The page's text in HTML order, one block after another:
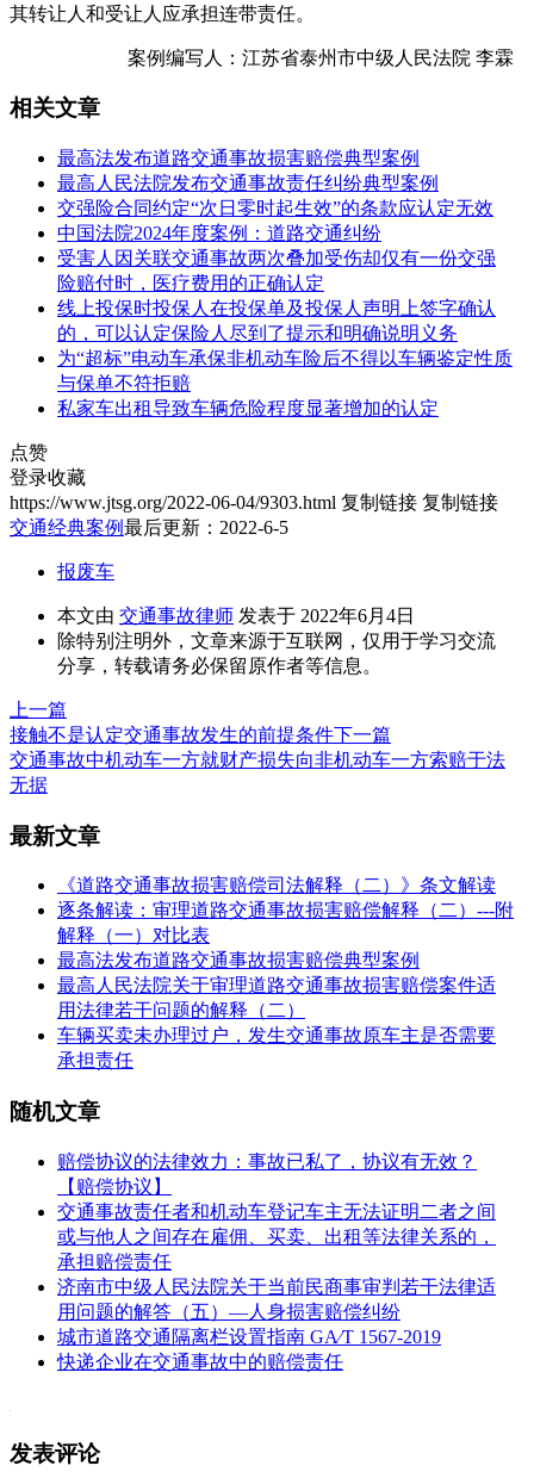
其转让人和受让人应承担连带责任。
案例编写人：江苏省泰州市中级人民法院 李霖
相关文章
最高法发布道路交通事故损害赔偿典型案例
最高人民法院发布交通事故责任纠纷典型案例
交强险合同约定“次日零时起生效”的条款应认定无效
中国法院2024年度案例：道路交通纠纷
受害人因关联交通事故两次叠加受伤却仅有一份交强
险赔付时，医疗费用的正确认定
线上投保时投保人在投保单及投保人声明上签字确认
的，可以认定保险人尽到了提示和明确说明义务
为“超标”电动车承保非机动车险后不得以车辆鉴定性质
与保单不符拒赔
私家车出租导致车辆危险程度显著增加的认定
点赞
登录收藏
https://www.jtsg.org/2022-06-04/9303.html 复制链接 复制链接
交通经典案例最后更新：2022-6-5
报废车
本文由 交通事故律师 发表于 2022年6月4日
除特别注明外，文章来源于互联网，仅用于学习交流
分享，转载请务必保留原作者等信息。
上一篇
接触不是认定交通事故发生的前提条件下一篇
交通事故中机动车一方就财产损失向非机动车一方索赔于法
无据
最新文章
《道路交通事故损害赔偿司法解释（二）》条文解读
逐条解读：审理道路交通事故损害赔偿解释（二）---附
解释（一）对比表
最高法发布道路交通事故损害赔偿典型案例
最高人民法院关于审理道路交通事故损害赔偿案件适
用法律若干问题的解释（二）
车辆买卖未办理过户，发生交通事故原车主是否需要
承担责任
随机文章
赔偿协议的法律效力：事故已私了，协议有无效？
【赔偿协议】
交通事故责任者和机动车登记车主无法证明二者之间
或与他人之间存在雇佣、买卖、出租等法律关系的，
承担赔偿责任
济南市中级人民法院关于当前民商事审判若干法律适
用问题的解答（五）—人身损害赔偿纠纷
城市道路交通隔离栏设置指南 GA∕T 1567-2019
快递企业在交通事故中的赔偿责任
发表评论